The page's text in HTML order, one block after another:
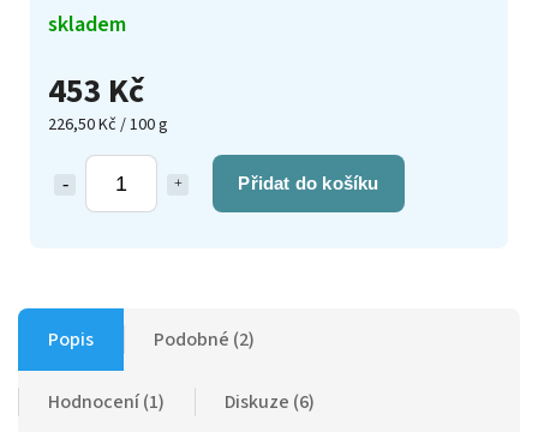
453 Kč
226,50 Kč / 100 g
Přidat do košíku
skladem
Popis Podobné (2)
Hodnocení (1) Diskuze (6)